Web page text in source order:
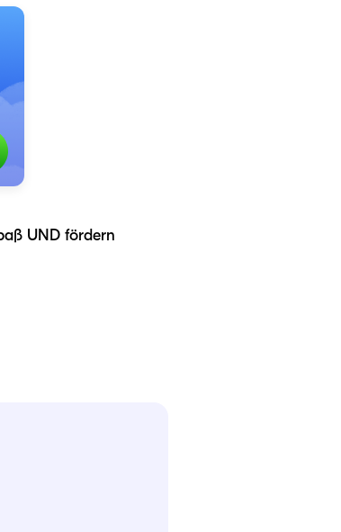
UND fördern